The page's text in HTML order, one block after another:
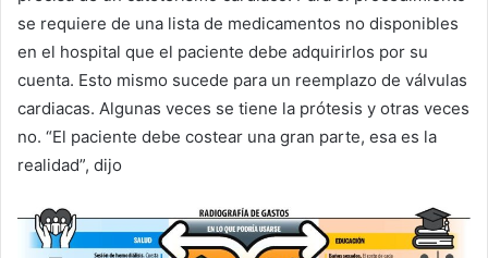
se requiere de una lista de medicamentos no disponibles
en el hospital que el paciente debe adquirirlos por su
cuenta. Esto mismo sucede para un reemplazo de válvulas
cardiacas. Algunas veces se tiene la prótesis y otras veces
no. “El paciente debe costear una gran parte, esa es la
realidad”, dijo